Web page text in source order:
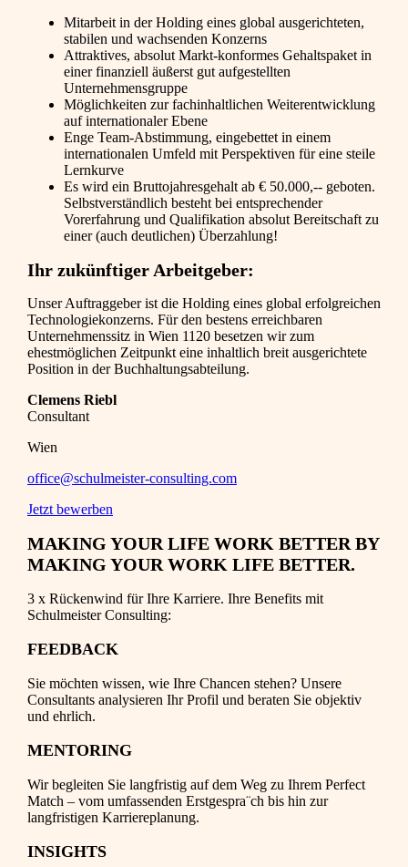
Mitarbeit in der Holding eines global ausgerichteten,
stabilen und wachsenden Konzerns
Attraktives, absolut Markt-konformes Gehaltspaket in
einer finanziell äußerst gut aufgestellten
Unternehmensgruppe
Möglichkeiten zur fachinhaltlichen Weiterentwicklung
auf internationaler Ebene
Enge Team-Abstimmung, eingebettet in einem
internationalen Umfeld mit Perspektiven für eine steile
Lernkurve
Es wird ein Bruttojahresgehalt ab € 50.000,-- geboten.
Selbstverständlich besteht bei entsprechender
Vorerfahrung und Qualifikation absolut Bereitschaft zu
einer (auch deutlichen) Überzahlung!
Ihr zukünftiger Arbeitgeber:
Unser Auftraggeber ist die Holding eines global erfolgreichen
Technologiekonzerns. Für den bestens erreichbaren
Unternehmenssitz in Wien 1120 besetzen wir zum
ehestmöglichen Zeitpunkt eine inhaltlich breit ausgerichtete
Position in der Buchhaltungsabteilung.
Clemens Riebl
Consultant
Wien
office@schulmeister-consulting.com
Jetzt bewerben
MAKING YOUR LIFE WORK BETTER BY
MAKING YOUR WORK LIFE BETTER.
3 x Rückenwind für Ihre Karriere. Ihre Benefits mit
Schulmeister Consulting:
FEEDBACK
Sie möchten wissen, wie Ihre Chancen stehen? Unsere
Consultants analysieren Ihr Profil und beraten Sie objektiv
und ehrlich.
MENTORING
Wir begleiten Sie langfristig auf dem Weg zu Ihrem Perfect
Match – vom umfassenden Erstgespra¨ch bis hin zur
langfristigen Karriereplanung.
INSIGHTS